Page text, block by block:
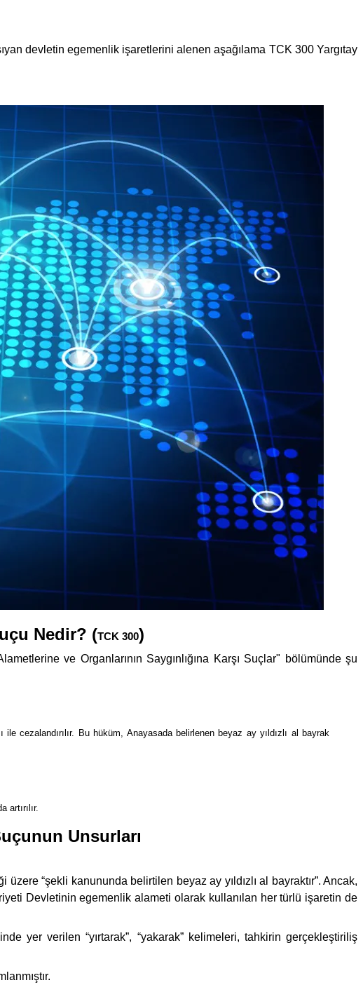
devletin egemenlik işaretlerini alenen aşağılama TCK 300 Yargıtay
Nedir? (TCK 300)
ve Organlarının Saygınlığına Karşı Suçlar" bölümünde şu
cezalandırılır. Bu hüküm, Anayasada belirlenen beyaz ay yıldızlı al bayrak
artırılır.
Unsurları
“şekli kanununda belirtilen beyaz ay yıldızlı al bayraktır”. Ancak,
Devletinin egemenlik alameti olarak kullanılan her türlü işaretin de
yer verilen “yırtarak”, “yakarak” kelimeleri, tahkirin gerçekleştiriliş